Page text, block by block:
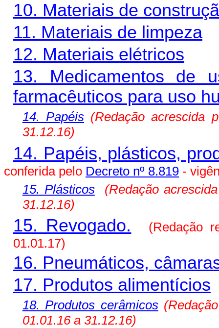
10. Materiais de
11. Materiais de limpeza
12. Materiais elétricos
13. Medicamentos de
farmacêuticos para uso
14. Papéis (Redaçãoacrescida
31.12.16)
14. Papéis, plásticos,
conferida pelo Decreto nº 8.819 -
15. Plásticos
(Redação
31.12.16)
15. Revogado.
(Redação
01.01.17)
16. Pneumáticos,
17. Produtos alimentícios
18. Produtos cerâmicos
01.01.16 a 31.12.16)